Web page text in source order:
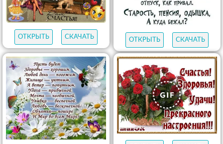
ОТКРЫТЬ СКАЧАТЬ ОТКРЫТЬ СКАЧАТЬ